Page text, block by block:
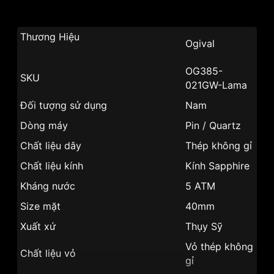
Thương Hiệu
Ogival
SKU
OG385-
021GW-Lama
Đối tượng sử dụng
Nam
Dòng máy
Pin / Quartz
Chất liệu dây
Thép không gỉ
Chất liệu kính
Kính Sapphire
Kháng nước
5 ATM
Size mặt
40mm
Xuất xứ
Thụy Sỹ
Chất liệu vỏ
Vỏ thép không
gỉ